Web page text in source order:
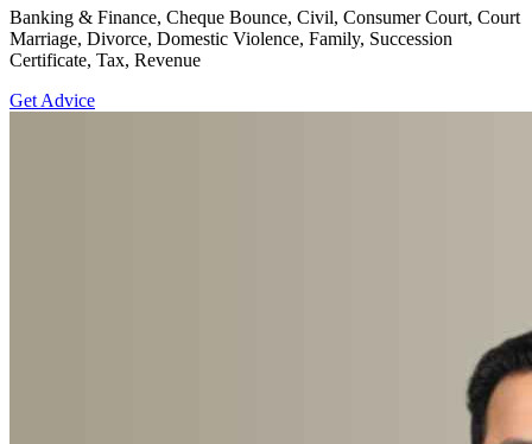
Banking & Finance, Cheque Bounce, Civil, Consumer Court, Court
Marriage, Divorce, Domestic Violence, Family, Succession
Certificate, Tax, Revenue
Get Advice